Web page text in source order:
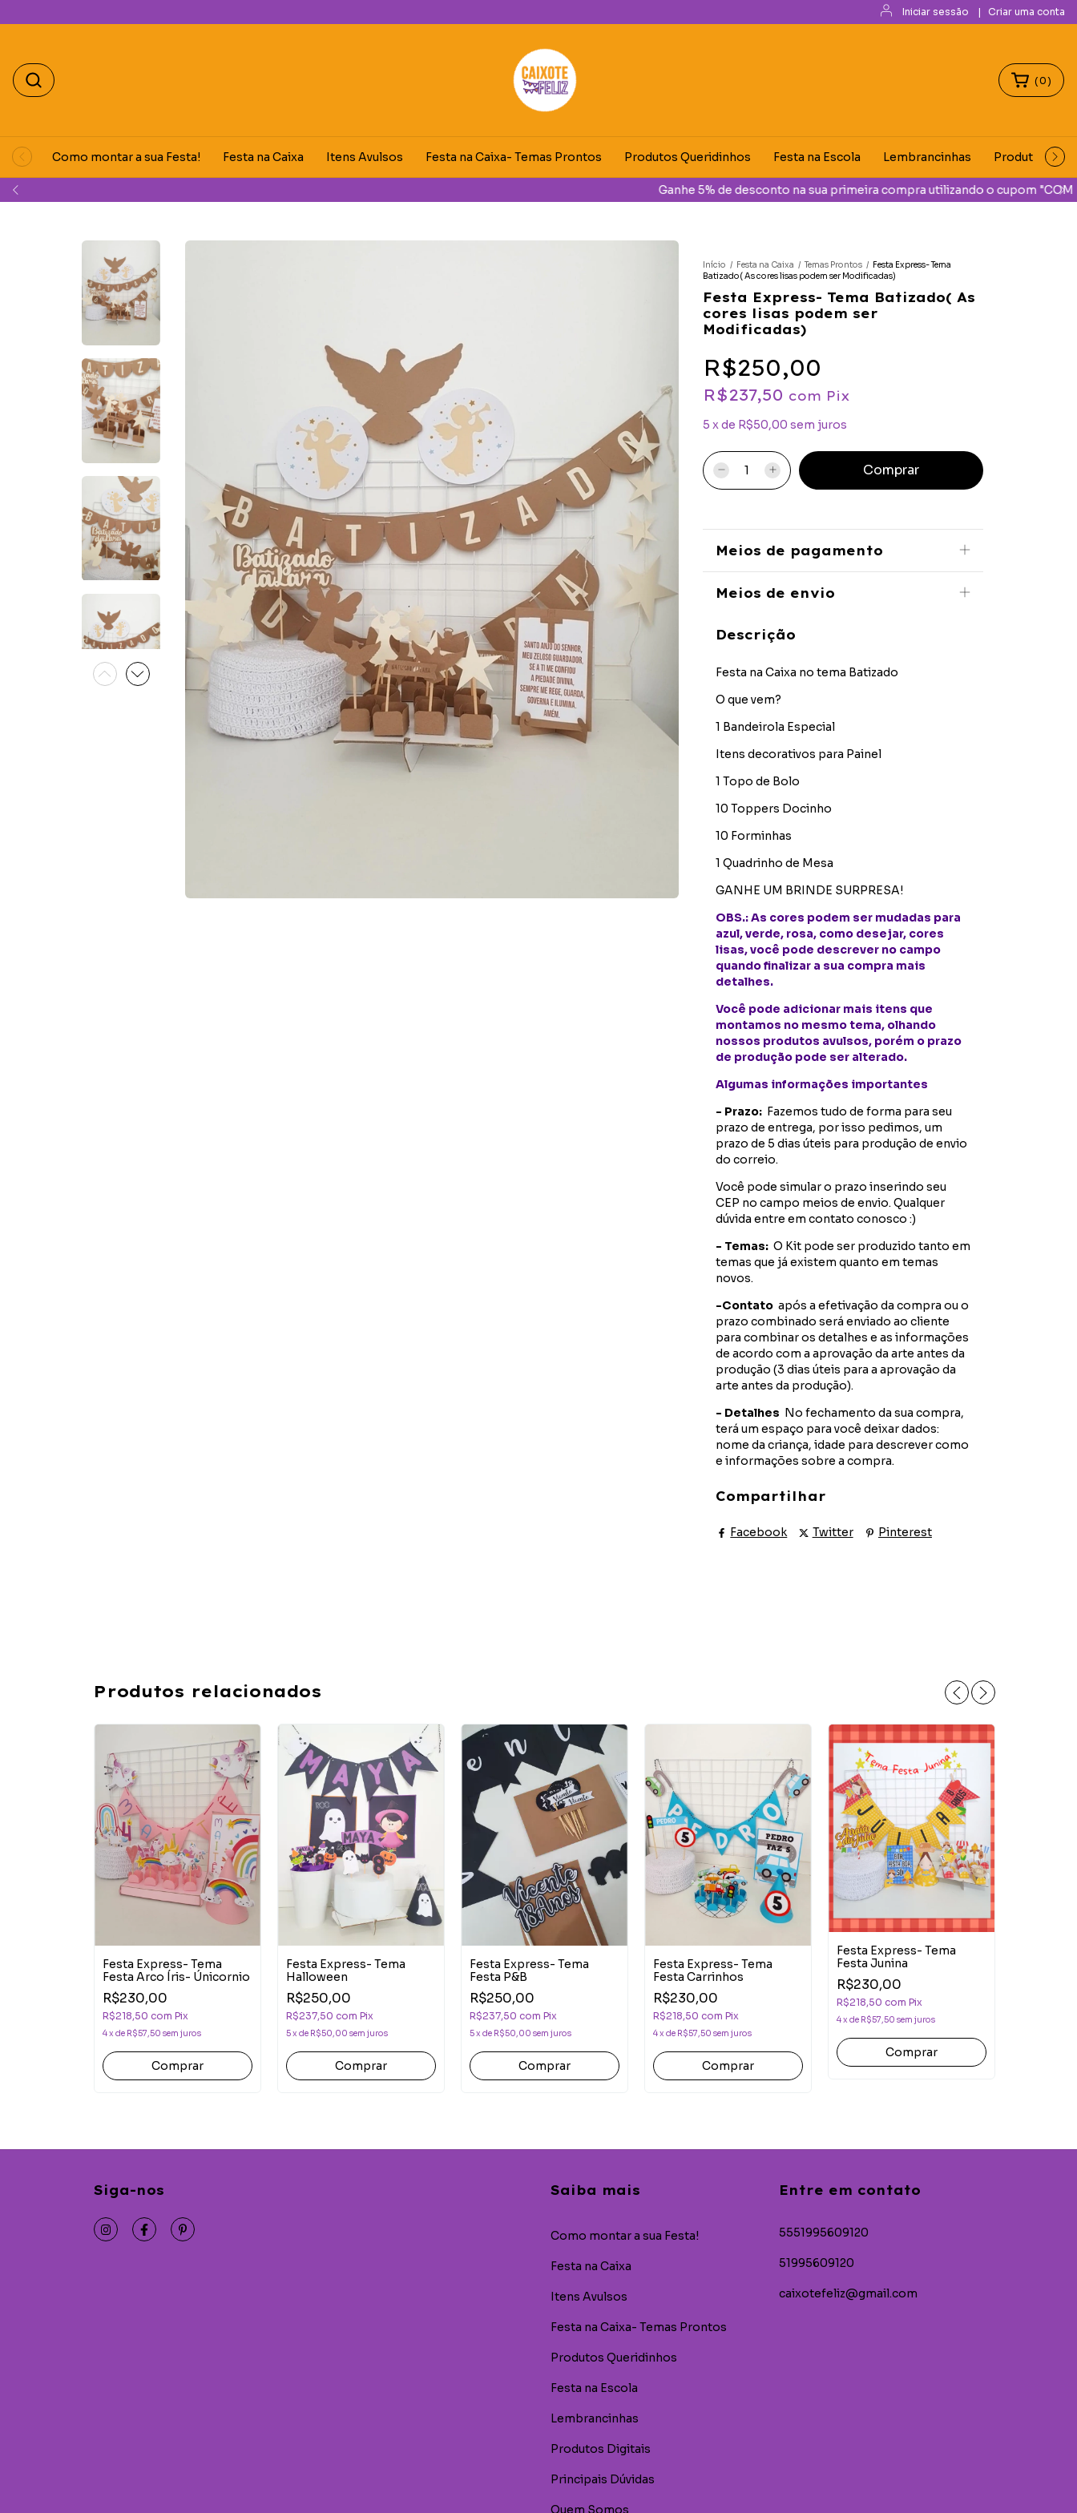
Iniciar sessão | Criar uma conta
Ganhe 5% de desconto na sua primeira compra utilizando o cupom "COMEMORAR".
(0)
Como montar a sua Festa! Festa na Caixa Itens Avulsos Festa na Caixa- Temas Prontos Produtos Queridinhos Festa na Escola Lembrancinhas Produtos
Início / Festa na Caixa / Temas Prontos / Festa Express- Tema
Batizado( As cores lisas podem ser Modificadas)
Festa Express- Tema Batizado( As
cores lisas podem ser
Modificadas)
R$250,00
R$237,50 com Pix
5 xde R$50,00 sem juros
Meios de pagamento
Meios de envio
Descrição
Festa na Caixa no tema Batizado
O que vem?
1 Bandeirola Especial
Itens decorativos para Painel
1 Topo de Bolo
10 Toppers Docinho
10 Forminhas
1 Quadrinho de Mesa
GANHE UM BRINDE SURPRESA!
OBS.: As cores podem ser mudadas para
azul, verde, rosa, como desejar, cores
lisas, você pode descrever no campo
quando finalizar a sua compra mais
detalhes.
Você pode adicionar mais itens que
montamos no mesmo tema, olhando
nossos produtos avulsos, porém o prazo
de produção pode ser alterado.
Algumas informações importantes
- Prazo: Fazemos tudo de forma para seu
prazo de entrega, por isso pedimos, um
prazo de 5 dias úteis para produção de envio
do correio.
Você pode simular o prazo inserindo seu
CEP no campo meios de envio. Qualquer
dúvida entre em contato conosco :)
- Temas: O Kit pode ser produzido tanto em
temas que já existem quanto em temas
novos.
-Contato após a efetivação da compra ou o
prazo combinado será enviado ao cliente
para combinar os detalhes e as informações
de acordo com a aprovação da arte antes da
produção (3 dias úteis para a aprovação da
arte antes da produção).
- Detalhes No fechamento da sua compra,
terá um espaço para você deixar dados:
nome da criança, idade para descrever como
e informações sobre a compra.
Compartilhar
Facebook Twitter Pinterest
Produtos relacionados
Festa Express- Tema
Festa Arco Íris- Únicornio
R$230,00
R$218,50 com Pix
4x de R$57,50 sem juros
Festa Express- Tema
Halloween
R$250,00
R$237,50 com Pix
5x de R$50,00 sem juros
Festa Express- Tema
Festa P&B
R$250,00
R$237,50 com Pix
5x de R$50,00 sem juros
Festa Express- Tema
Festa Carrinhos
R$230,00
R$218,50 com Pix
4x de R$57,50 sem juros
Festa Express- Tema
Festa Junina
R$230,00
R$218,50 com Pix
4x de R$57,50 sem juros
Siga-nos Saiba mais
Como montar a sua Festa!
Festa na Caixa
Itens Avulsos
Festa na Caixa- Temas Prontos
Produtos Queridinhos
Festa na Escola
Lembrancinhas
Produtos Digitais
Principais Dúvidas
Entre em contato
5551995609120
51995609120
caixotefeliz@gmail.com